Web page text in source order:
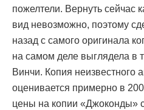
пожелтели. Вернуть сейчас
вид невозможно, поэтому
назад с самого оригинала
на самом деле выглядела в
Винчи. Копия неизвестного
оценивается примерно в
цены на копии «Джоконды»